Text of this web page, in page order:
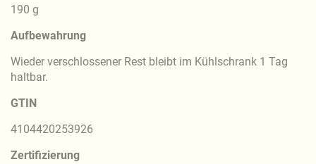
190 g
Aufbewahrung
Wieder verschlossener Rest bleibt im Kühlschrank 1 Tag
haltbar.
GTIN
4104420253926
Zertifizierung